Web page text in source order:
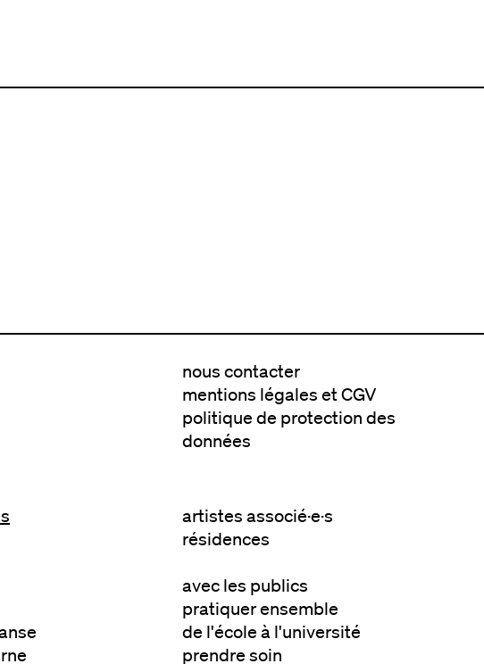
nous contacter
mentions légales et CGV
politique de protection des
données
artistes associé·e·s
résidences
avec les publics
pratiquer ensemble
de l'école à l'université
prendre soin